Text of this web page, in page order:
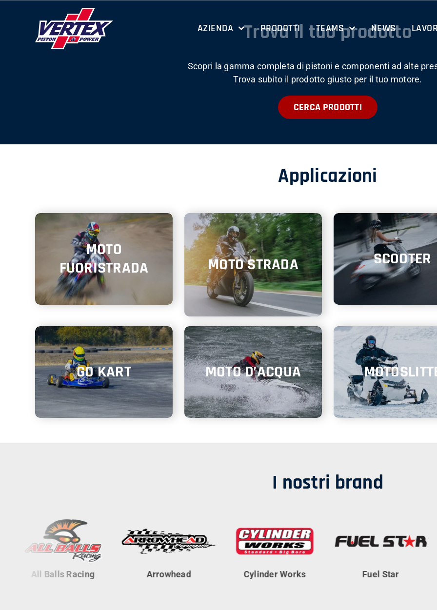
AZIENDA PRODOTTI TEAMS NEWS
Trova il tuo prodotto
Scopri la gamma completa di pistoni e componenti ad alte
Trova subito il prodotto giusto per il tuo motore.
CERCA PRODOTTI
Applicazioni
MOTO
FUORISTRADA
MOTO STRADA SCOOTER
GO KART MOTO D’ACQUA
I nostri brand
All Balls Racing Arrowhead Cylinder Works Fuel Star